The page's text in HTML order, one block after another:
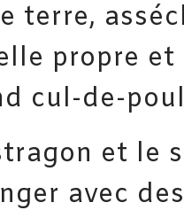
terre,
propre et
cul-de-
et le
avec